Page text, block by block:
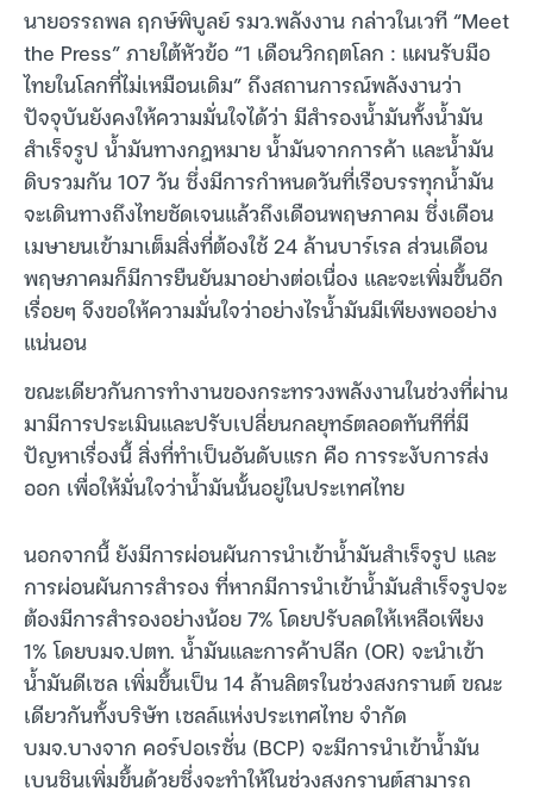
นายอรรถพล ฤกษ์พิบูลย์ รมว.พลังงาน กล่าวในเวที “Meet
the Press” ภายใต้หัวข้อ “1 เดือนวิกฤตโลก : แผนรับมือ
ไทยในโลกที่ไม่เหมือนเดิม” ถึงสถานการณ์พลังงานว่า
ปัจจุบันยังคงให้ความมั่นใจได้ว่า มีสำรองน้ำมันทั้งน้ำมัน
สำเร็จรูป น้ำมันทางกฎหมาย น้ำมันจากการค้า และน้ำมัน
ดิบรวมกัน 107 วัน ซึ่งมีการกำหนดวันที่เรือบรรทุกน้ำมัน
จะเดินทางถึงไทยชัดเจนแล้วถึงเดือนพฤษภาคม ซึ่งเดือน
เมษายนเข้ามาเต็มสิ่งที่ต้องใช้ 24 ล้านบาร์เรล ส่วนเดือน
พฤษภาคมก็มีการยืนยันมาอย่างต่อเนื่อง และจะเพิ่มขึ้นอีก
เรื่อยๆ จึงขอให้ความมั่นใจว่าอย่างไรน้ำมันมีเพียงพออย่าง
แน่นอน
ขณะเดียวกันการทำงานของกระทรวงพลังงานในช่วงที่ผ่าน
มามีการประเมินและปรับเปลี่ยนกลยุทธ์ตลอดทันทีที่มี
ปัญหาเรื่องนี้ สิ่งที่ทำเป็นอันดับแรก คือ การระงับการส่ง
ออก เพื่อให้มั่นใจว่าน้ำมันนั้นอยู่ในประเทศไทย
นอกจากนี้ ยังมีการผ่อนผันการนำเข้าน้ำมันสำเร็จรูป และ
การผ่อนผันการสำรอง ที่หากมีการนำเข้าน้ำมันสำเร็จรูปจะ
ต้องมีการสำรองอย่างน้อย 7% โดยปรับลดให้เหลือเพียง
1% โดยบมจ.ปตท. น้ำมันและการค้าปลีก (OR) จะนำเข้า
น้ำมันดีเซล เพิ่มขึ้นเป็น 14 ล้านลิตรในช่วงสงกรานต์ ขณะ
เดียวกันทั้งบริษัท เชลล์แห่งประเทศไทย จำกัด
บมจ.บางจาก คอร์ปอเรชั่น (BCP) จะมีการนำเข้าน้ำมัน
เบนซินเพิ่มขึ้นด้วยซึ่งจะทำให้ในช่วงสงกรานต์สามารถ